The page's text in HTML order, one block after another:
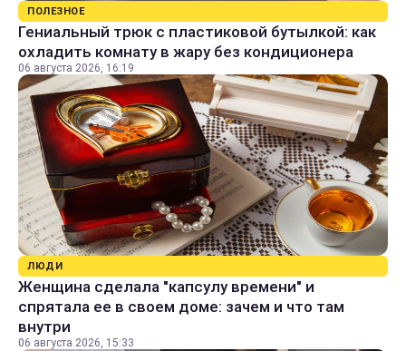
ПОЛЕЗНОЕ
Гениальный трюк с пластиковой бутылкой: как
охладить комнату в жару без кондиционера
06 августа 2026, 16:19
ЛЮДИ
Женщина сделала "капсулу времени" и
спрятала ее в своем доме: зачем и что там
внутри
06 августа 2026, 15:33